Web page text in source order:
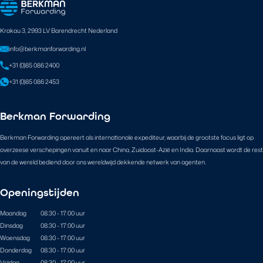
Krakau 3, 2993 LV Barendrecht Nederland
info@berkmanforwarding.nl
+31 (0)85 086 2400
+31 (0)85 086 2453
Berkman Forwarding
Berkman Forwarding opereert als internationale expediteur, waarbij de grootste focus ligt op
overzeese verschepingen vanuit en naar China, Zuidoost-Azië en India. Daarnaast wordt de rest
van de wereld bediend door ons wereldwijd dekkende netwerk van agenten.
Openingstijden
Maandag
08:30 - 17:00 uur
Dinsdag
08:30 - 17:00 uur
Woensdag
08:30 - 17:00 uur
Donderdag
08:30 - 17:00 uur